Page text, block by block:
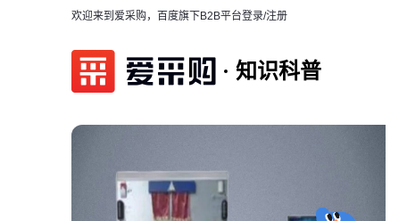
欢迎来到爱采购，百度旗下B2B平台登录/注册
知识科普